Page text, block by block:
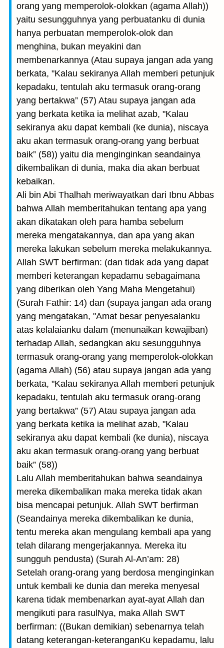
orang yang memperolok-olokkan (agama Allah))
yaitu sesungguhnya yang perbuatanku di dunia
hanya perbuatan memperolok-olok dan
menghina, bukan meyakini dan
membenarkannya (Atau supaya jangan ada yang
berkata, "Kalau sekiranya Allah memberi petunjuk
kepadaku, tentulah aku termasuk orang-orang
yang bertakwa” (57) Atau supaya jangan ada
yang berkata ketika ia melihat azab, "Kalau
sekiranya aku dapat kembali (ke dunia), niscaya
aku akan termasuk orang-orang yang berbuat
baik” (58)) yaitu dia menginginkan seandainya
dikembalikan di dunia, maka dia akan berbuat
kebaikan.
Ali bin Abi Thalhah meriwayatkan dari Ibnu Abbas
bahwa Allah memberitahukan tentang apa yang
akan dikatakan oleh para hamba sebelum
mereka mengatakannya, dan apa yang akan
mereka lakukan sebelum mereka melakukannya.
Allah SWT berfirman: (dan tidak ada yang dapat
memberi keterangan kepadamu sebagaimana
yang diberikan oleh Yang Maha Mengetahui)
(Surah Fathir: 14) dan (supaya jangan ada orang
yang mengatakan, "Amat besar penyesalanku
atas kelalaianku dalam (menunaikan kewajiban)
terhadap Allah, sedangkan aku sesungguhnya
termasuk orang-orang yang memperolok-olokkan
(agama Allah) (56) atau supaya jangan ada yang
berkata, "Kalau sekiranya Allah memberi petunjuk
kepadaku, tentulah aku termasuk orang-orang
yang bertakwa” (57) Atau supaya jangan ada
yang berkata ketika ia melihat azab, "Kalau
sekiranya aku dapat kembali (ke dunia), niscaya
aku akan termasuk orang-orang yang berbuat
baik” (58))
Lalu Allah memberitahukan bahwa seandainya
mereka dikembalikan maka mereka tidak akan
bisa mencapai petunjuk. Allah SWT berfirman
(Seandainya mereka dikembalikan ke dunia,
tentu mereka akan mengulang kembali apa yang
telah dilarang mengerjakannya. Mereka itu
sungguh pendusta) (Surah Al-An’am: 28)
Setelah orang-orang yang berdosa menginginkan
untuk kembali ke dunia dan mereka menyesal
karena tidak membenarkan ayat-ayat Allah dan
mengikuti para rasulNya, maka Allah SWT
berfirman: ((Bukan demikian) sebenarnya telah
datang keterangan-keteranganKu kepadamu, lalu